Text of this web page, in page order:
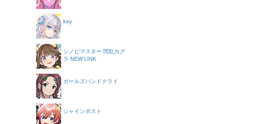
key
シノビマスター 閃乱カグ
ラ NEW LINK
ガールズバンドクライ
シャインポスト